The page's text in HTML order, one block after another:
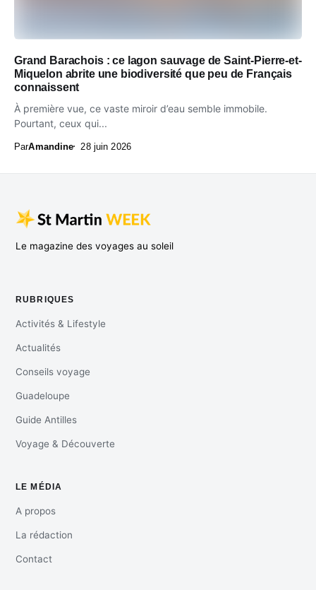
Grand Barachois : ce lagon sauvage de Saint-Pierre-et-
Miquelon abrite une biodiversité que peu de Français
connaissent
À première vue, ce vaste miroir d’eau semble immobile.
Pourtant, ceux qui...
ParAmandine 28 juin 2026
Le magazine des voyages au soleil
RUBRIQUES
Activités & Lifestyle
Actualités
Conseils voyage
Guadeloupe
Guide Antilles
Voyage & Découverte
LE MÉDIA
A propos
La rédaction
Contact